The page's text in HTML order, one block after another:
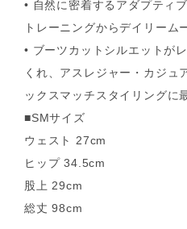
• 自然に密着するアダプティ
トレーニングからデイリーム
• ブーツカットシルエットが
くれ、アスレジャー・カジュ
ックスマッチスタイリングに
■SMサイズ
ウェスト 27cm
ヒップ 34.5cm
股上 29cm
総丈 98cm